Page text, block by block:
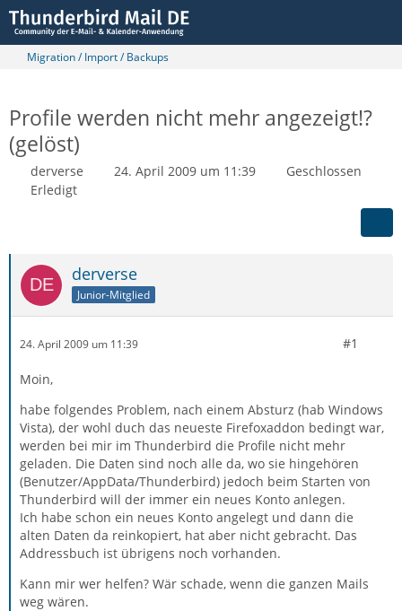
Migration / Import / Backups
Profile werden nicht mehr angezeigt!?
(gelöst)
derverse 24. April 2009 um 11:39
Geschlossen
Erledigt
derverse
Junior-Mitglied
24. April 2009 um 11:39 #1
Moin,
habe folgendes Problem, nach einem Absturz (hab Windows
Vista), der wohl duch das neueste Firefoxaddon bedingt war,
werden bei mir im Thunderbird die Profile nicht mehr
geladen. Die Daten sind noch alle da, wo sie hingehören
(Benutzer/AppData/Thunderbird) jedoch beim Starten von
Thunderbird will der immer ein neues Konto anlegen.
Ich habe schon ein neues Konto angelegt und dann die
alten Daten da reinkopiert, hat aber nicht gebracht. Das
Addressbuch ist übrigens noch vorhanden.
Kann mir wer helfen? Wär schade, wenn die ganzen Mails
weg wären.